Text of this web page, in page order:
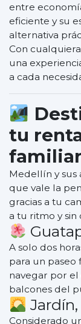
entre
eficiente y su
alternativa
Con
una
a cada
tu
Medellín y sus
que vale la
gracias a tu
a tu ritmo y
A solo dos
para un paseo
navegar por
balcones del
Considerado